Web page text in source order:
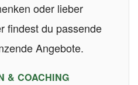
oder lieber
findest du passende
Angebote.
& COACHING